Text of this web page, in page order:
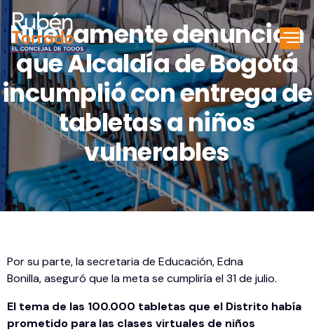
Nuevamente denuncian
que Alcaldía de Bogotá
incumplió con entrega de
tabletas a niños
vulnerables
Por su parte, la secretaria de Educación, Edna
Bonilla, aseguró que la meta se cumpliría el 31 de julio.
El tema de las 100.000 tabletas que el Distrito había
prometido para las clases virtuales de niños